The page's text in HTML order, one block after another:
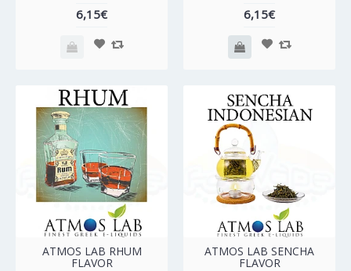
6,15€ 6,15€
ATMOS LAB RHUM
FLAVOR
ATMOS LAB SENCHA
FLAVOR